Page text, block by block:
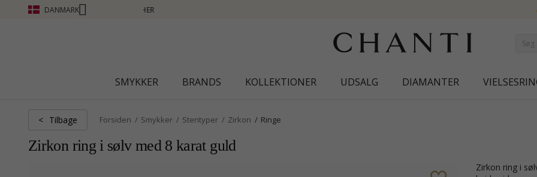
DANMARK
SMYKKER BRANDS KOLLEKTIONER UDSALG DIAMANTER
< Tilbage Forsiden Smykker Stentyper Zirkon Ringe
Zirkon ring i sølv med 8 karat guld
zirkon ring i sølv med 8 karat guld med blank overflade og 2 facetslebne